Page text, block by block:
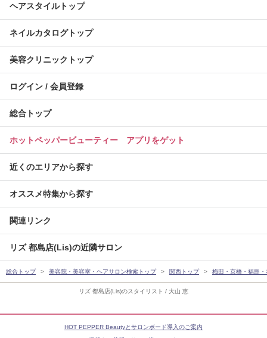
リズ 都島店(Lis)のスタイリスト / 大山 恵
ヘアスタイルトップ
ネイルカタログトップ
美容クリニックトップ
ログイン / 会員登録
総合トップ
ホットペッパービューティー アプリをゲット
近くのエリアから探す
オススメ特集から探す
関連リンク
リズ 都島店(Lis)の近隣サロン
総合トップ 美容院・美容室・ヘアサロン検索トップ 関西トップ 梅田・京橋・福島
HOT PEPPER Beautyとサロンボード導入のご案内